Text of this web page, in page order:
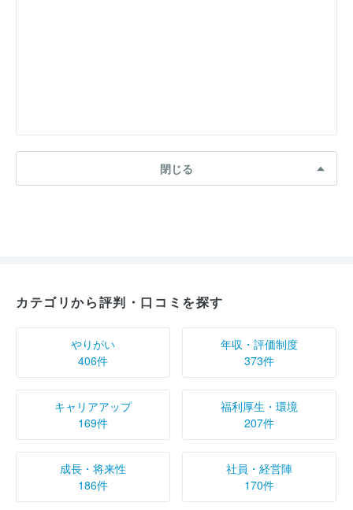
閉じる
カテゴリから評判・口コミを探す
やりがい
406件
年収・評価制度
373件
キャリアアップ
169件
福利厚生・環境
207件
成長・将来性
186件
社員・経営陣
170件